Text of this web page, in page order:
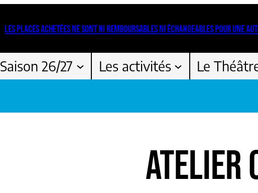
LES PLACES ACHETÉES NE SONT NI REMBOURSABLES NI ÉCHANGEABLES POUR UNE
Saison 26/27 Les activités Le